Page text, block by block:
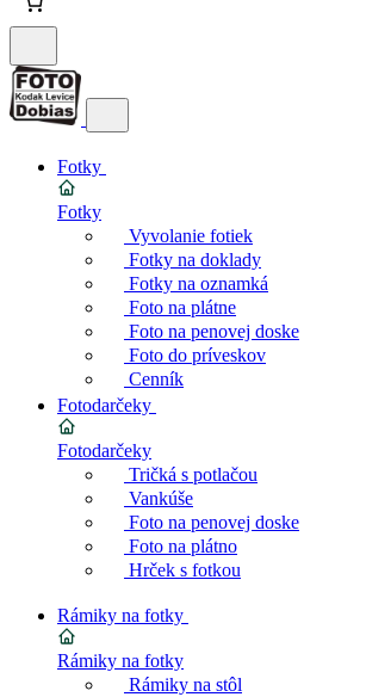
Fotky
Fotky
Vyvolanie fotiek
Fotky na doklady
Fotky na oznamká
Foto na plátne
Foto na penovej doske
Foto do príveskov
Cenník
Fotodarčeky
Fotodarčeky
Tričká s potlačou
Vankúše
Foto na penovej doske
Foto na plátno
Hrček s fotkou
Rámiky na fotky
Rámiky na fotky
Rámiky na stôl